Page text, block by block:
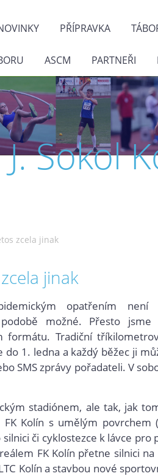
PŘÍPRAVKA
ASCM PARTNEŘI
J. Sokol
zcela jinak
jinak
opatřením není
možné. Přesto
formátu. Tradiční
do 1. ledna a každý běžec ji
SMS zprávy pořadateli. V
stadiónem, ale tak, jak
Kolín s umělým povrchem
či cyklostezce k lávce
FK Kolín přetne silnici
Kolín a stavbou nové